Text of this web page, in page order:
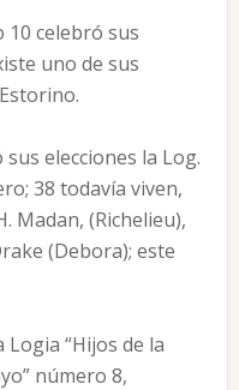
10 celebró sus
uno de sus
elecciones la Log.
38 todavía viven,
Madan, (Richelieu),
(Debora); este
“Hijos de la
número 8,